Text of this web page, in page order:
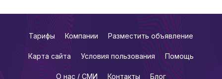
Тарифы Компании Разместить объявление
Карта сайта Условия пользования Помощь
О нас / СМИ Контакты Блог